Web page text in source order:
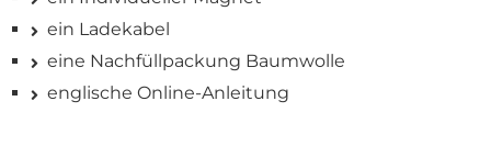
ein Ladekabel
eine Nachfüllpackung Baumwolle
englische Online-Anleitung